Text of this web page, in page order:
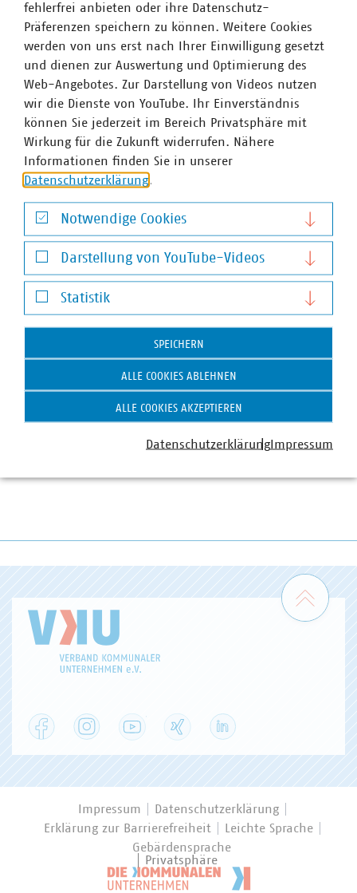
Valeriya Morgenstern
+49 211 159243-14
morgenstern(at)vku(dot)de
Zum
Facebook Instagram YouTube
Impressum
Datenschutzerklärung
Erklärung zur Barrierefreiheit
Leichte Sprache
Gebärdensprache
Privatsphäre
fehlerfrei anbieten oder ihre Datenschutz-
Präferenzen speichern zu können. Weitere Cookies
werden von uns erst nach Ihrer Einwilligung gesetzt
und dienen zur Auswertung und Optimierung des
Web-Angebotes. Zur Darstellung von Videos nutzen
wir die Dienste von YouTube. Ihr Einverständnis
können Sie jederzeit im Bereich Privatsphäre mit
Wirkung für die Zukunft widerrufen. Nähere
Informationen finden Sie in unserer
Datenschutzerklärung
Notwendige Cookies
Notwendige Cookies
Darstellung von YouTube-Videos
Darstellung von YouTube-Videos
Statistik
Statistik
SPEICHERN
ALLE COOKIES ABLEHNEN
ALLE COOKIES AKZEPTIEREN
DatenschutzerklärungImpressum